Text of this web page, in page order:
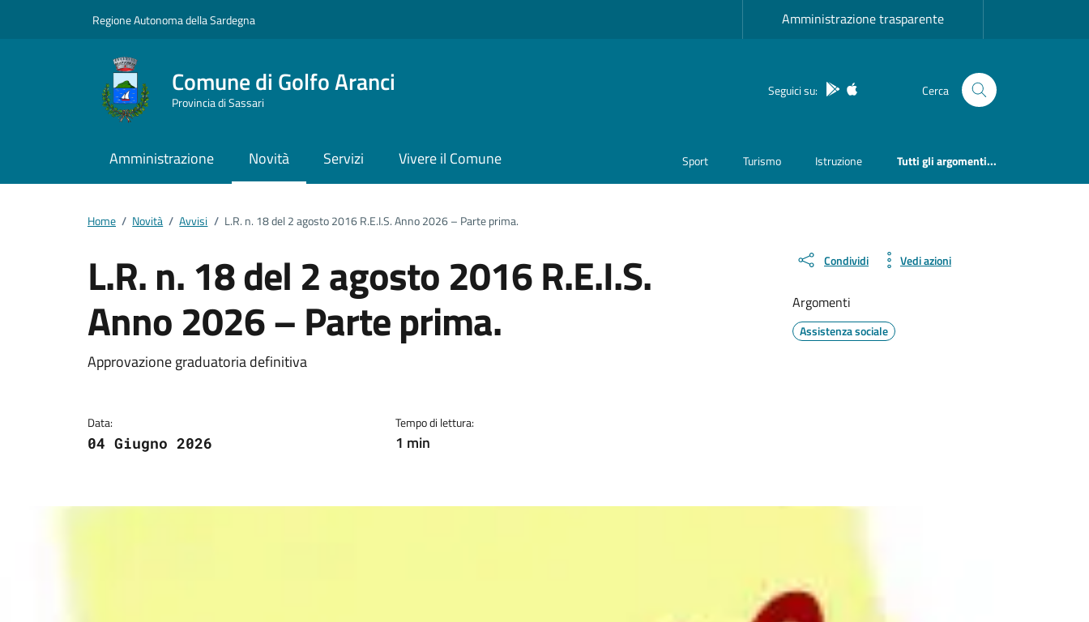
Regione Autonoma della Sardegna Amministrazione trasparente
Comune di Golfo Aranci
Provincia di Sassari
Seguici su: App Android
App IOS Cerca
Amministrazione Novità Servizi Vivere il Comune Sport Turismo Istruzione Tutti gli argomenti...
Home / Novità / Avvisi / L.R. n. 18 del 2 agosto 2016 R.E.I.S. Anno 2026 – Parte prima.
L.R. n. 18 del 2 agosto 2016 R.E.I.S.
Anno 2026 – Parte prima.
Dettagli della notizia
Approvazione graduatoria definitiva
Data:
04 Giugno 2026
Tempo di lettura:
1 min
Condividi Vedi azioni
Argomenti
Assistenza sociale